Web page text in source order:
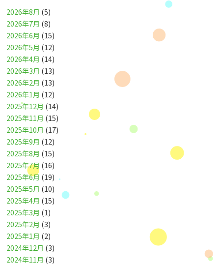
2026年8月 (5)
2026年7月 (8)
2026年6月 (15)
2026年5月 (12)
2026年4月 (14)
2026年3月 (13)
2026年2月 (13)
2026年1月 (12)
2025年12月 (14)
2025年11月 (15)
2025年10月 (17)
2025年9月 (12)
2025年8月 (15)
2025年7月 (16)
2025年6月 (19)
2025年5月 (10)
2025年4月 (15)
2025年3月 (1)
2025年2月 (3)
2025年1月 (2)
2024年12月 (3)
2024年11月 (3)